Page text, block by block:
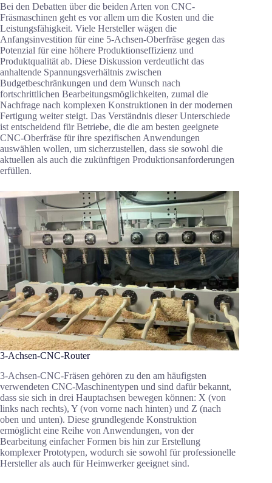
Bei den Debatten über die beiden Arten von CNC-
Fräsmaschinen geht es vor allem um die Kosten und die
Leistungsfähigkeit. Viele Hersteller wägen die
Anfangsinvestition für eine 5-Achsen-Oberfräse gegen das
Potenzial für eine höhere Produktionseffizienz und
Produktqualität ab. Diese Diskussion verdeutlicht das
anhaltende Spannungsverhältnis zwischen
Budgetbeschränkungen und dem Wunsch nach
fortschrittlichen Bearbeitungsmöglichkeiten, zumal die
Nachfrage nach komplexen Konstruktionen in der modernen
Fertigung weiter steigt. Das Verständnis dieser Unterschiede
ist entscheidend für Betriebe, die die am besten geeignete
CNC-Oberfräse für ihre spezifischen Anwendungen
auswählen wollen, um sicherzustellen, dass sie sowohl die
aktuellen als auch die zukünftigen Produktionsanforderungen
erfüllen.
3-Achsen-CNC-Router
3-Achsen-CNC-Fräsen gehören zu den am häufigsten
verwendeten CNC-Maschinentypen und sind dafür bekannt,
dass sie sich in drei Hauptachsen bewegen können: X (von
links nach rechts), Y (von vorne nach hinten) und Z (nach
oben und unten). Diese grundlegende Konstruktion
ermöglicht eine Reihe von Anwendungen, von der
Bearbeitung einfacher Formen bis hin zur Erstellung
komplexer Prototypen, wodurch sie sowohl für professionelle
Hersteller als auch für Heimwerker geeignet sind.